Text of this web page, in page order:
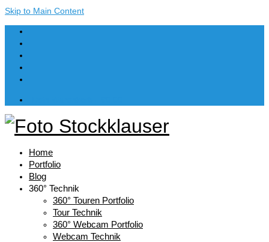
Skip to Main Content
Home
Portfolio
Blog
360° Technik
360° Touren Portfolio
Tour Technik
360° Webcam Portfolio
Webcam Technik